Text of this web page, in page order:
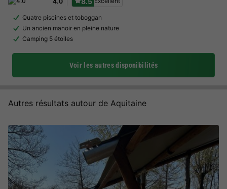
Quatre piscines et toboggan
Un ancien manoir en pleine nature
Camping 5 étoiles
Voir les autres disponibilités
Autres résultats autour de Aquitaine